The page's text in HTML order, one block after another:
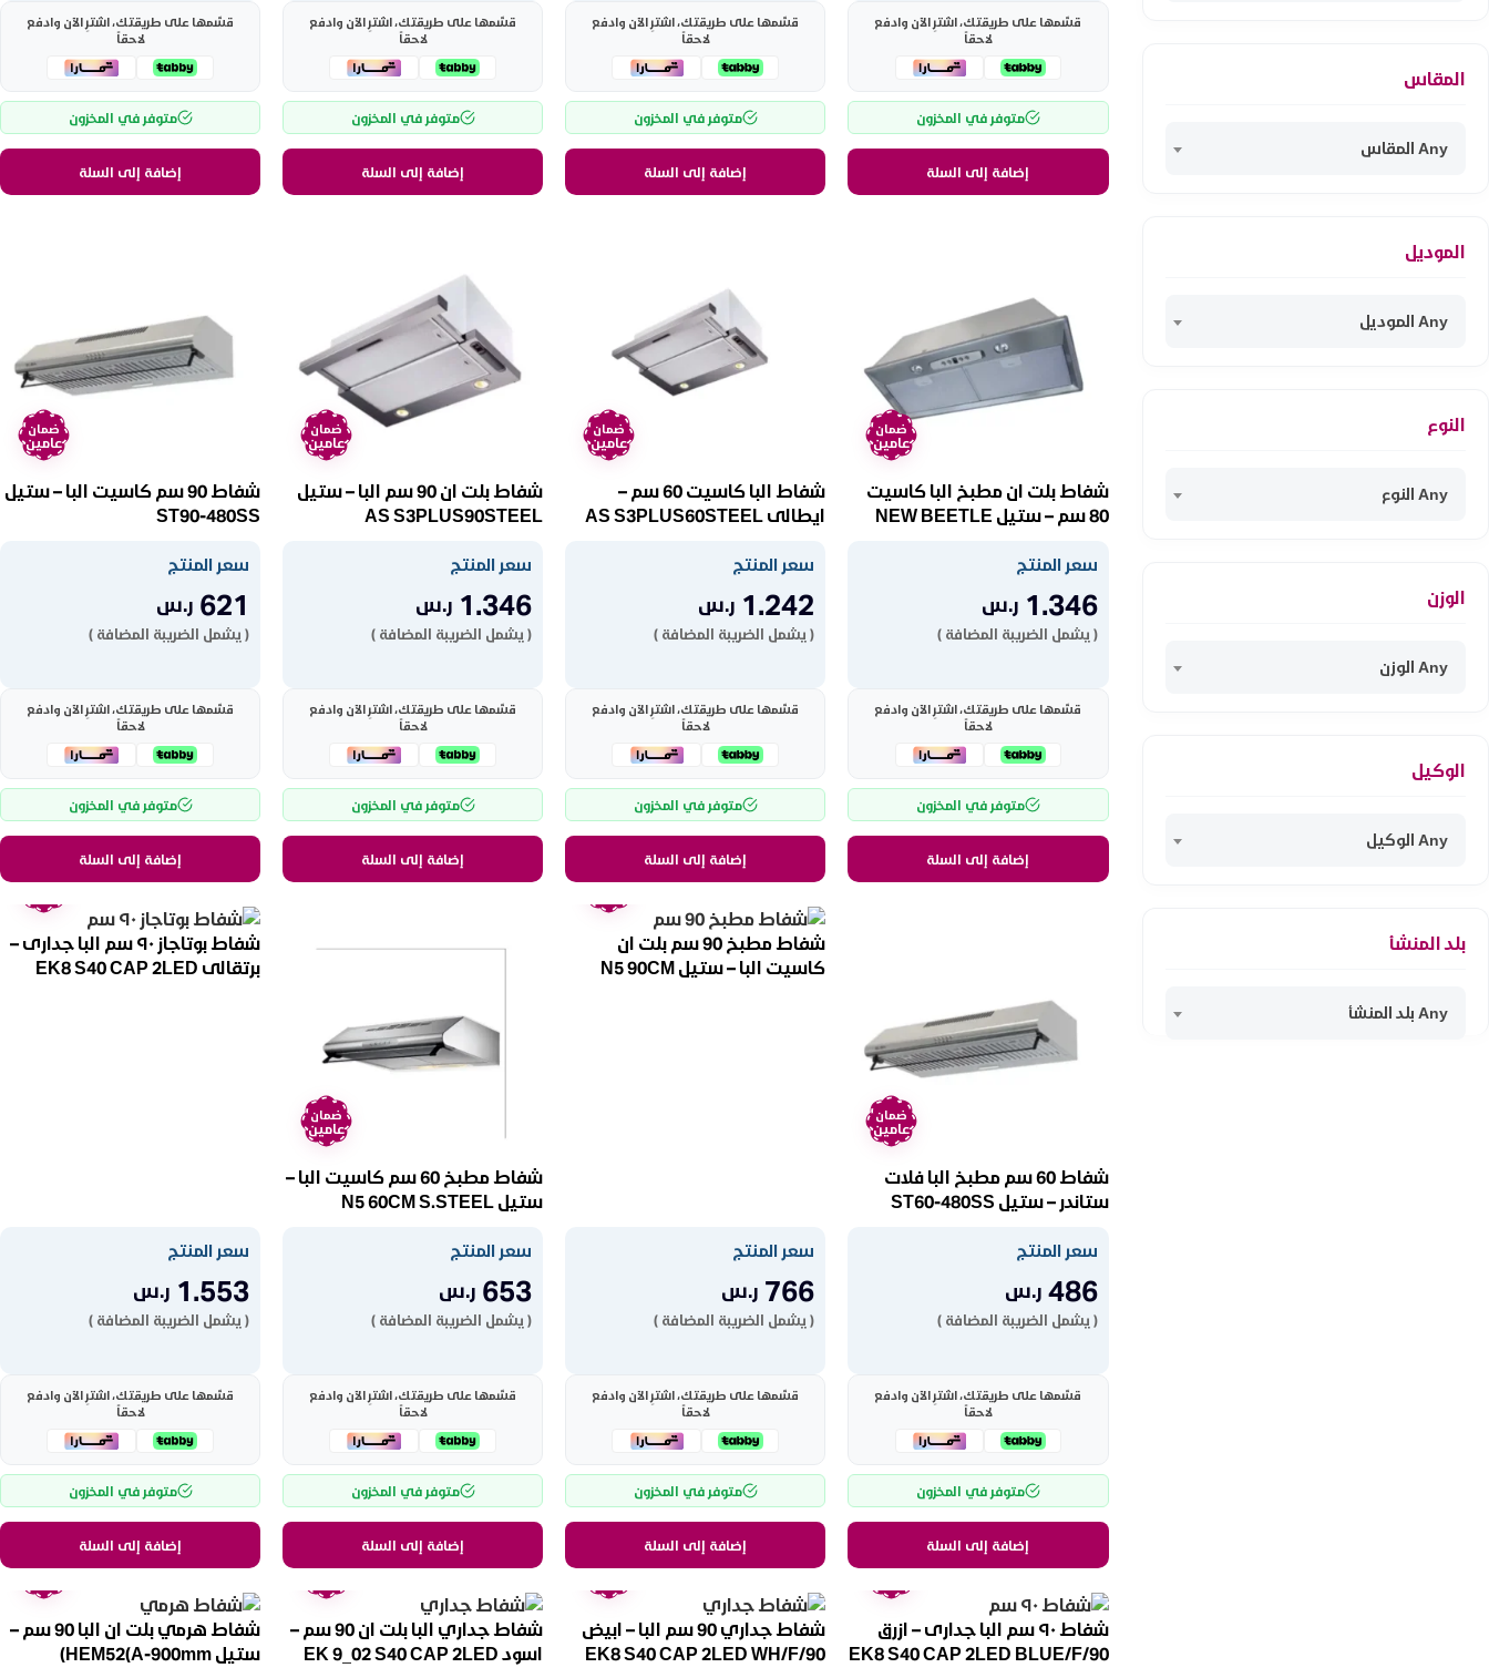
المقاس
Any المقاس
الموديل
Any الموديل
النوع
Any النوع
الوزن
Any الوزن
الوكيل
Any الوكيل
بلد المنشأ
Any بلد المنشأ
قسّمها على طريقتك، اشترِ الآن وادفع
لاحقاً
متوفر في المخزون
إضافة إلى السلة
قسّمها على طريقتك، اشترِ الآن وادفع
لاحقاً
متوفر في المخزون
إضافة إلى السلة
قسّمها على طريقتك، اشترِ الآن وادفع
لاحقاً
متوفر في المخزون
إضافة إلى السلة
قسّمها على طريقتك، اشترِ الآن وادفع
لاحقاً
متوفر في المخزون
إضافة إلى السلة
ضمان
عامين
شفاط بلت ان مطبخ البا كاسيت
80 سم – ستيل NEW BEETLE
سعر المنتج
1.346 ر.س
( يشمل الضريبة المضافة )
قسّمها على طريقتك، اشترِ الآن وادفع
لاحقاً
متوفر في المخزون
إضافة إلى السلة
ضمان
عامين
شفاط البا كاسيت 60 سم –
ايطالى AS S3PLUS60STEEL
سعر المنتج
1.242 ر.س
( يشمل الضريبة المضافة )
قسّمها على طريقتك، اشترِ الآن وادفع
لاحقاً
متوفر في المخزون
إضافة إلى السلة
ضمان
عامين
شفاط بلت ان 90 سم البا – ستيل
AS S3PLUS90STEEL
سعر المنتج
1.346 ر.س
( يشمل الضريبة المضافة )
قسّمها على طريقتك، اشترِ الآن وادفع
لاحقاً
متوفر في المخزون
إضافة إلى السلة
ضمان
عامين
شفاط 90 سم كاسيت البا – ستيل
ST90-480SS
سعر المنتج
621 ر.س
( يشمل الضريبة المضافة )
قسّمها على طريقتك، اشترِ الآن وادفع
لاحقاً
متوفر في المخزون
إضافة إلى السلة
ضمان
عامين
شفاط 60 سم مطبخ البا فلات
ستاندر – ستيل ST60-480SS
سعر المنتج
486 ر.س
( يشمل الضريبة المضافة )
قسّمها على طريقتك، اشترِ الآن وادفع
لاحقاً
متوفر في المخزون
إضافة إلى السلة
ضمان
شفاط مطبخ 90 سم بلت ان
كاسيت البا – ستيل N5 90CM
سعر المنتج
766 ر.س
( يشمل الضريبة المضافة )
قسّمها على طريقتك، اشترِ الآن وادفع
لاحقاً
متوفر في المخزون
إضافة إلى السلة
ضمان
عامين
شفاط مطبخ 60 سم كاسيت البا –
ستيل N5 60CM S.STEEL
سعر المنتج
653 ر.س
( يشمل الضريبة المضافة )
قسّمها على طريقتك، اشترِ الآن وادفع
لاحقاً
متوفر في المخزون
إضافة إلى السلة
ضمان
شفاط بوتاجاز ٩٠ سم البا جدارى –
برتقالى EK8 S40 CAP 2LED
سعر المنتج
1.553 ر.س
( يشمل الضريبة المضافة )
قسّمها على طريقتك، اشترِ الآن وادفع
لاحقاً
متوفر في المخزون
إضافة إلى السلة
ضمان
شفاط ٩٠ سم البا جدارى – ازرق
EK8 S40 CAP 2LED BLUE/F/90
ضمان
شفاط جداري 90 سم البا – ابيض
EK8 S40 CAP 2LED WH/F/90
ضمان
شفاط جداري البا بلت ان 90 سم –
اسود EK 9_02 S40 CAP 2LED
ضمان
شفاط هرمي بلت ان البا 90 سم –
ستيل HEM52(A-900mm)